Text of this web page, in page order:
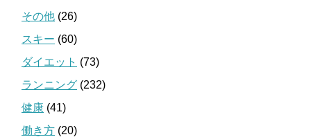
その他 (26)
スキー (60)
ダイエット (73)
ランニング (232)
健康 (41)
働き方 (20)